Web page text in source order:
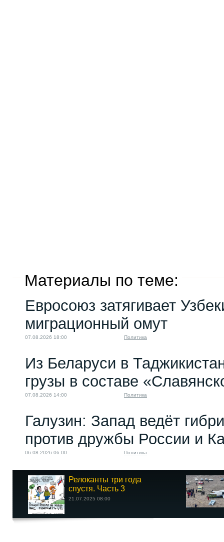
Материалы по теме:
Евросоюз затягивает
миграционный омут
07.08.2026 18:00 Политика
Из Беларуси в
грузы в составе
07.08.2026 14:00 Политика
Галузин: Запад ведёт
против дружбы России и
06.08.2026 06:00 Политика
Релоканты три года
спустя. Часть 3
21.07.2025 08:00